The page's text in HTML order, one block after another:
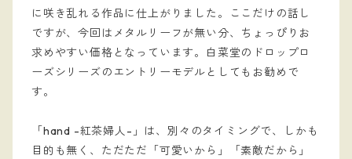
に咲き乱れる作品に仕上がりました。ここだけの話し
ですが、今回はメタルリーフが無い分、ちょっぴりお
求めやすい価格となっています。白菜堂のドロップロ
ーズシリーズのエントリーモデルとしてもお勧めで
す。
「hand -紅茶婦人-」は、別々のタイミングで、しかも
目的も無く、ただただ「可愛いから」「素敵だから」